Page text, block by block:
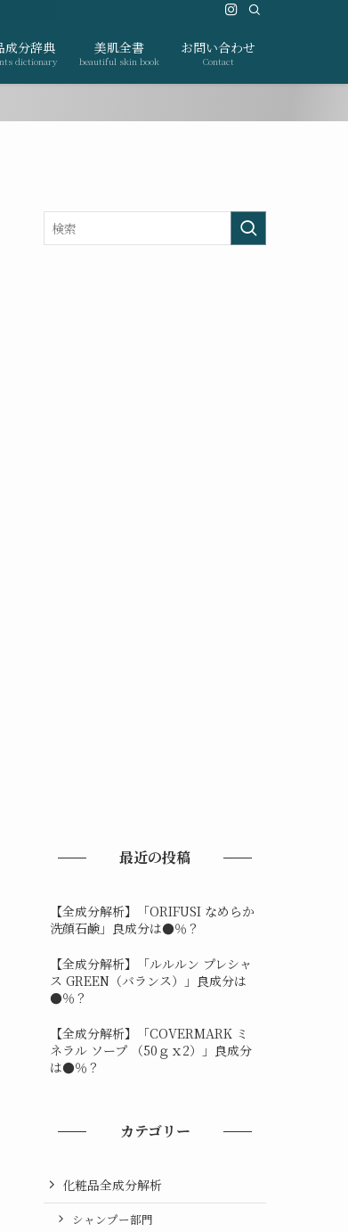
成分辞典
dictionary
美肌全書
beautiful skin book
お問い合わせ
Contact
最近の投稿
【全成分解析】「ORIFUSI なめらか
洗顔石鹸」良成分は●％？
【全成分解析】「ルルルン プレシャ
ス GREEN（バランス）」良成分は
●％？
【全成分解析】「COVERMARK ミ
ネラル ソープ （50ｇｘ2）」良成分
は●％？
カテゴリー
化粧品全成分解析
シャンプー部門